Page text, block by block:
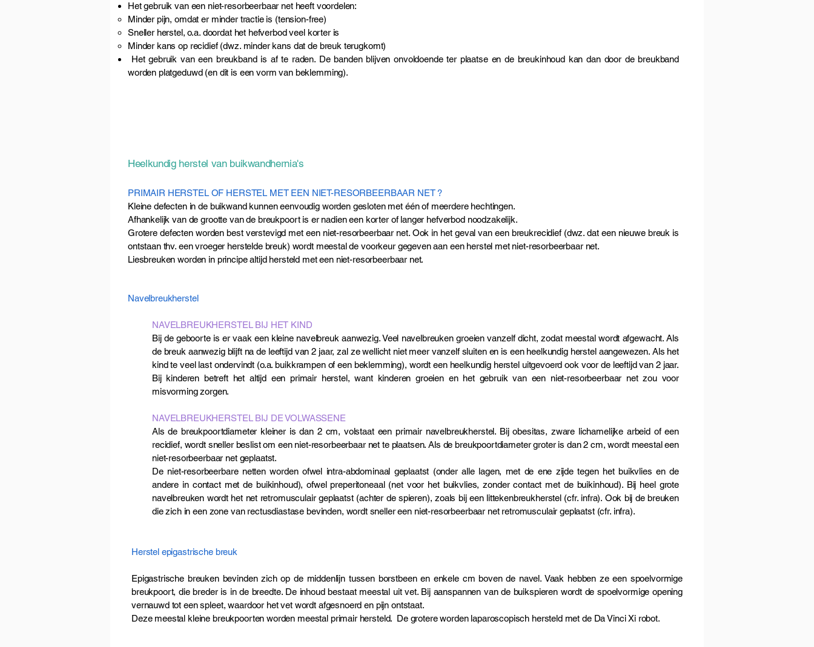
Het gebruik van een niet-resorbeerbaar net heeft voordelen:
Minder pijn, omdat er minder tractie is (tension-free)
Sneller herstel, o.a. doordat het hefverbod veel korter is
Minder kans op recidief (dwz. minder kans dat de breuk terugkomt)
Het gebruik van een breukband is af te raden. De banden blijven onvoldoende ter plaatse en de breukinhoud kan dan door de breukband
worden platgeduwd (en dit is een vorm van beklemming).
Heelkundig herstel van buikwandhernia's
PRIMAIR HERSTEL OF HERSTEL MET EEN NIET-RESORBEERBAAR NET ?
Kleine defecten in de buikwand kunnen eenvoudig worden gesloten met één of meerdere hechtingen.
Afhankelijk van de grootte van de breukpoort is er nadien een korter of langer hefverbod noodzakelijk.
Grotere defecten worden best verstevigd met een niet-resorbeerbaar net. Ook in het geval van een breukrecidief (dwz. dat een nieuwe breuk is
ontstaan thv. een vroeger herstelde breuk) wordt meestal de voorkeur gegeven aan een herstel met niet-resorbeerbaar net.
Liesbreuken worden in principe altijd hersteld met een niet-resorbeerbaar net.​​​​
Navelbreukherstel
NAVELBREUKHERSTEL BIJ HET KIND
Bij de geboorte is er vaak een kleine navelbreuk aanwezig. Veel navelbreuken groeien vanzelf dicht, zodat meestal wordt afgewacht. Als
de breuk aanwezig blijft na de leeftijd van 2 jaar, zal ze wellicht niet meer vanzelf sluiten en is een heelkundig herstel aangewezen. Als het
kind te veel last ondervindt (o.a. buikkrampen of een beklemming), wordt een heelkundig herstel uitgevoerd ook voor de leeftijd van 2 jaar.
Bij kinderen betreft het altijd een primair herstel, want kinderen groeien en het gebruik van een niet-resorbeerbaar net zou voor
misvorming zorgen.
NAVELBREUKHERSTEL BIJ DE VOLWASSENE
Als de breukpoortdiameter kleiner is dan 2 cm, volstaat een primair navelbreukherstel. Bij obesitas, zware lichamelijke arbeid of een
recidief, wordt sneller beslist om een niet-resorbeerbaar net te plaatsen. Als de breukpoortdiameter groter is dan 2 cm, wordt meestal een
niet-resorbeerbaar net geplaatst.
De niet-resorbeerbare netten worden ofwel intra-abdominaal geplaatst (onder alle lagen, met de ene zijde tegen het buikvlies en de
andere in contact met de buikinhoud), ofwel preperitoneaal (net voor het buikvlies, zonder contact met de buikinhoud). Bij heel grote
navelbreuken wordt het net retromusculair geplaatst (achter de spieren), zoals bij een littekenbreukherstel (cfr. infra). Ook bij de breuken
die zich in een zone van rectusdiastase bevinden, wordt sneller een niet-resorbeerbaar net retromusculair geplaatst (cfr. infra).
Herstel epigastrische breuk
​Epigastrische breuken bevinden zich op de middenlijn tussen borstbeen en enkele cm boven de navel. Vaak hebben ze een spoelvormige
breukpoort, die breder is in de breedte. De inhoud bestaat meestal uit vet. Bij aanspannen van de buikspieren wordt de spoelvormige opening
vernauwd tot een spleet, waardoor het vet wordt afgesnoerd en pijn ontstaat.
Deze meestal kleine breukpoorten worden meestal primair hersteld. De grotere worden laparoscopisch hersteld met de Da Vinci Xi robot.